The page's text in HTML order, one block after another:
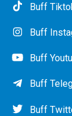
Buff
Buff
Buff
Buff
Buff